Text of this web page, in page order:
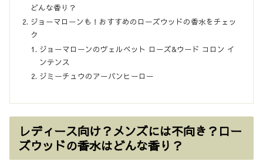
どんな香り？
ジョーマローンも！おすすめのローズウッドの香水をチェッ
ク
ジョーマローンのヴェルベット ローズ&ウード コロン イ
ンテンス
ジミーチュウのアーバンヒーロー
レディース向け？メンズには不向き？ロー
ズウッドの香水はどんな香り？